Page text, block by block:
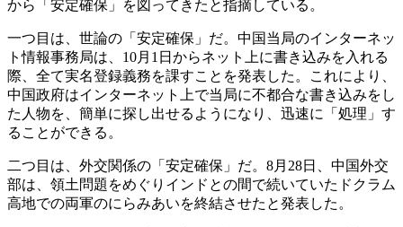
から「安定確保」を図ってきたと指摘している。
一つ目は、世論の「安定確保」だ。中国当局のインターネッ
ト情報事務局は、10月1日からネット上に書き込みを入れる
際、全て実名登録義務を課すことを発表した。これにより、
中国政府はインターネット上で当局に不都合な書き込みをし
た人物を、簡単に探し出せるようになり、迅速に「処理」す
ることができる。
二つ目は、外交関係の「安定確保」だ。8月28日、中国外交
部は、領土問題をめぐりインドとの間で続いていたドクラム
高地での両軍のにらみあいを終結させたと発表した。